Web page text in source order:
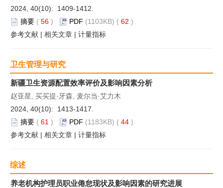
2024, 40(10): 1409-1412.
摘要 ( 56 ) PDF (1103KB) ( 62 )
参考文献 | 相关文章 | 计量指标
卫生管理与研究
新疆卫生资源配置效率评价及影响因素分析
赵亚星, 买买提·牙森, 麦尔当·艾力木
2024, 40(10): 1413-1417.
摘要 ( 61 ) PDF (1183KB) ( 44 )
参考文献 | 相关文章 | 计量指标
综述
养老机构护理员职业倦怠现状及影响因素的研究进展